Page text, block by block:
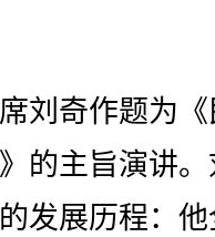
奇作题为《
的主旨演讲
发展历程：